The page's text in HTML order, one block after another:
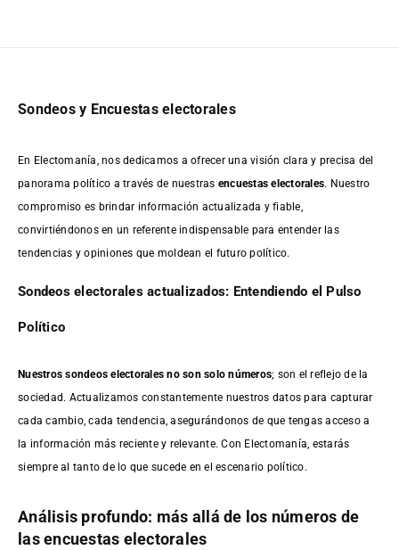
Sondeos y Encuestas electorales
En Electomanía, nos dedicamos a ofrecer una visión clara y precisa del
panorama político a través de nuestras encuestas electorales. Nuestro
compromiso es brindar información actualizada y fiable,
convirtiéndonos en un referente indispensable para entender las
tendencias y opiniones que moldean el futuro político.
Sondeos electorales actualizados: Entendiendo el Pulso
Político
Nuestros sondeos electorales no son solo números; son el reflejo de la
sociedad. Actualizamos constantemente nuestros datos para capturar
cada cambio, cada tendencia, asegurándonos de que tengas acceso a
la información más reciente y relevante. Con Electomanía, estarás
siempre al tanto de lo que sucede en el escenario político.
Análisis profundo: más allá de los números de
las encuestas electorales